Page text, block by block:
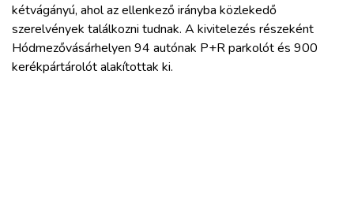
kétvágányú, ahol az ellenkező irányba közlekedő
szerelvények találkozni tudnak. A kivitelezés részeként
Hódmezővásárhelyen 94 autónak P+R parkolót és 900
kerékpártárolót alakítottak ki.